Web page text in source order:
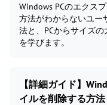
Windows PCのエクス
方法がわからないユー
法と、PCからサイズ
を学びます。
【詳細ガイド】
イルを削除する方法